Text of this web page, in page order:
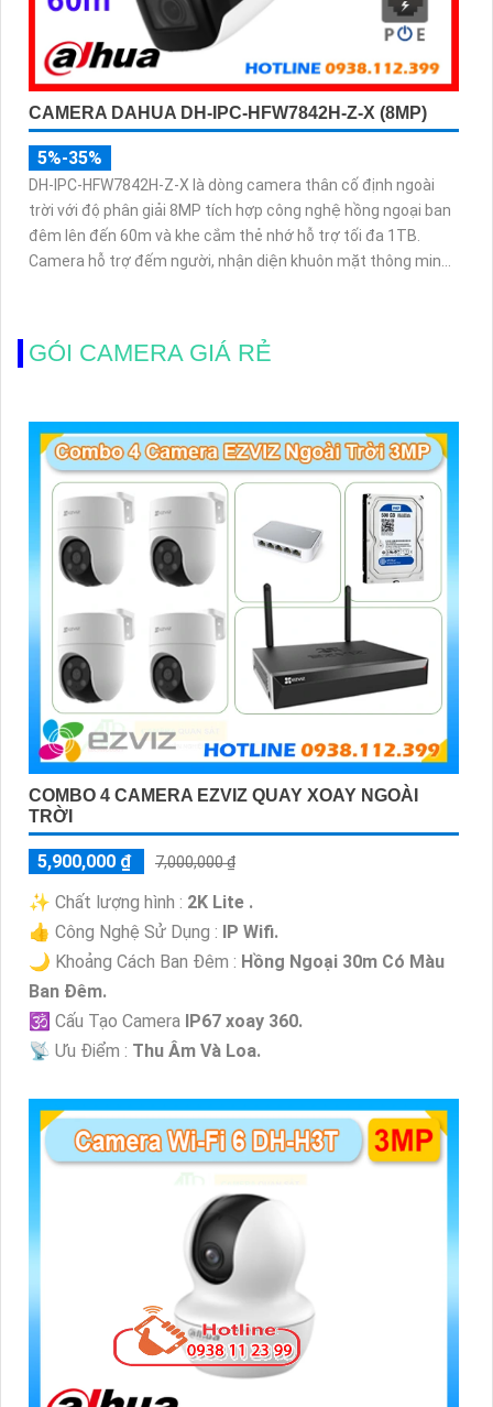
CAMERA DAHUA DH-IPC-HFW7842H-Z-X (8MP)
5%-35%
DH-IPC-HFW7842H-Z-X là dòng camera thân cố định ngoài
trời với độ phân giải 8MP tích hợp công nghệ hồng ngoại ban
đêm lên đến 60m và khe cắm thẻ nhớ hỗ trợ tối đa 1TB.
Camera hỗ trợ đếm người, nhận diện khuôn mặt thông minh,
chỗ đỗ xe hiệu quả cho các bãi giữ xe
GÓI CAMERA GIÁ RẺ
COMBO 4 CAMERA EZVIZ QUAY XOAY NGOÀI
TRỜI
5,900,000 ₫ 7,000,000 ₫
✨ Chất lượng hình : 2K Lite .
👍 Công Nghệ Sử Dụng : IP Wifi.
🌙 Khoảng Cách Ban Đêm : Hồng Ngoại 30m Có Màu
Ban Ðêm.
🕉️ Cấu Tạo Camera IP67 xoay 360.
️📡 Ưu Điểm : Thu Âm Và Loa.